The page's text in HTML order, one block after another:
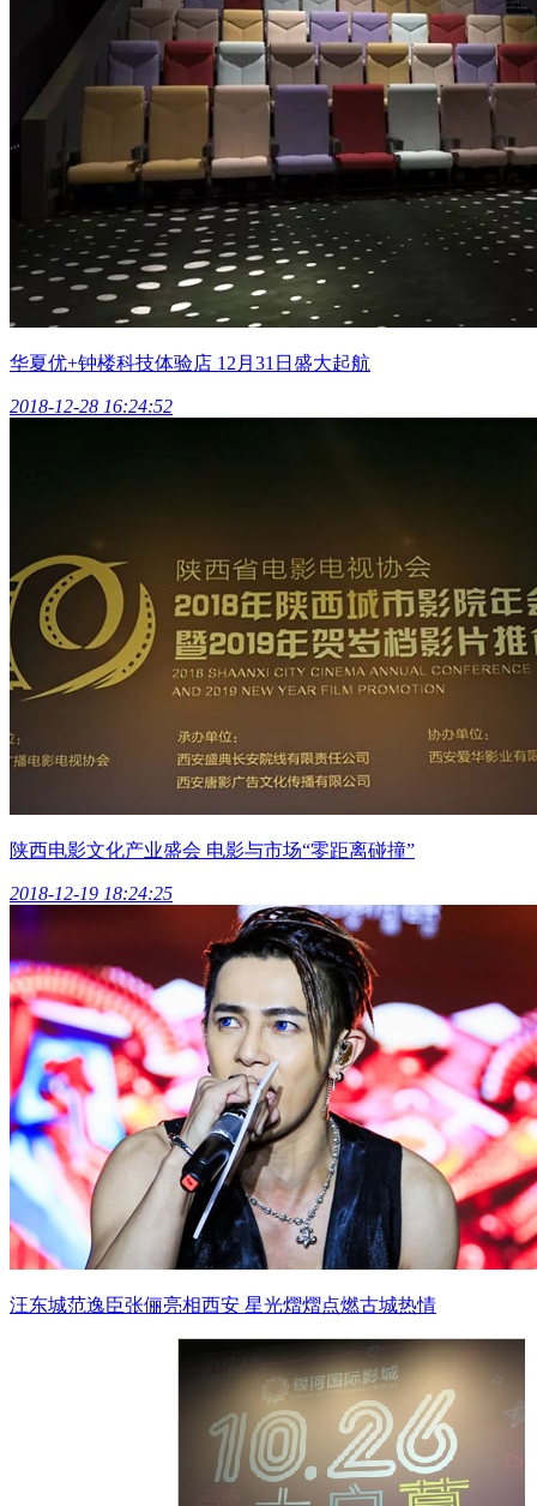
华夏优+钟楼科技体验店 12月31日盛大起航
2018-12-28 16:24:52
陕西电影文化产业盛会 电影与市场“零距离碰撞”
2018-12-19 18:24:25
汪东城范逸臣张俪亮相西安 星光熠熠点燃古城热情